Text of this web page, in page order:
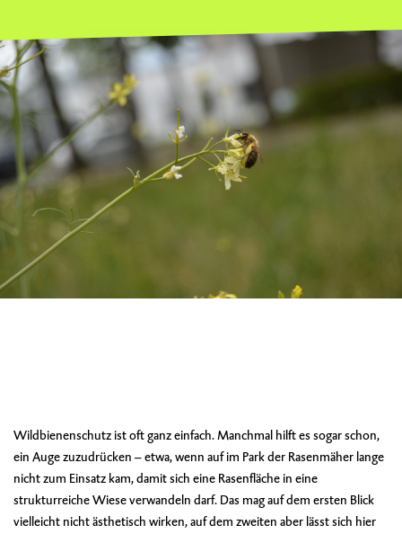
Wildbienenschutz ist oft ganz einfach. Manchmal hilft es sogar schon,
ein Auge zuzudrücken – etwa, wenn auf im Park der Rasenmäher lange
nicht zum Einsatz kam, damit sich eine Rasenfläche in eine
strukturreiche Wiese verwandeln darf. Das mag auf dem ersten Blick
vielleicht nicht ästhetisch wirken, auf dem zweiten aber lässt sich hier